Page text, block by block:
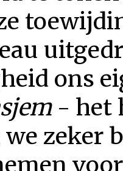
ons
- het
zeker